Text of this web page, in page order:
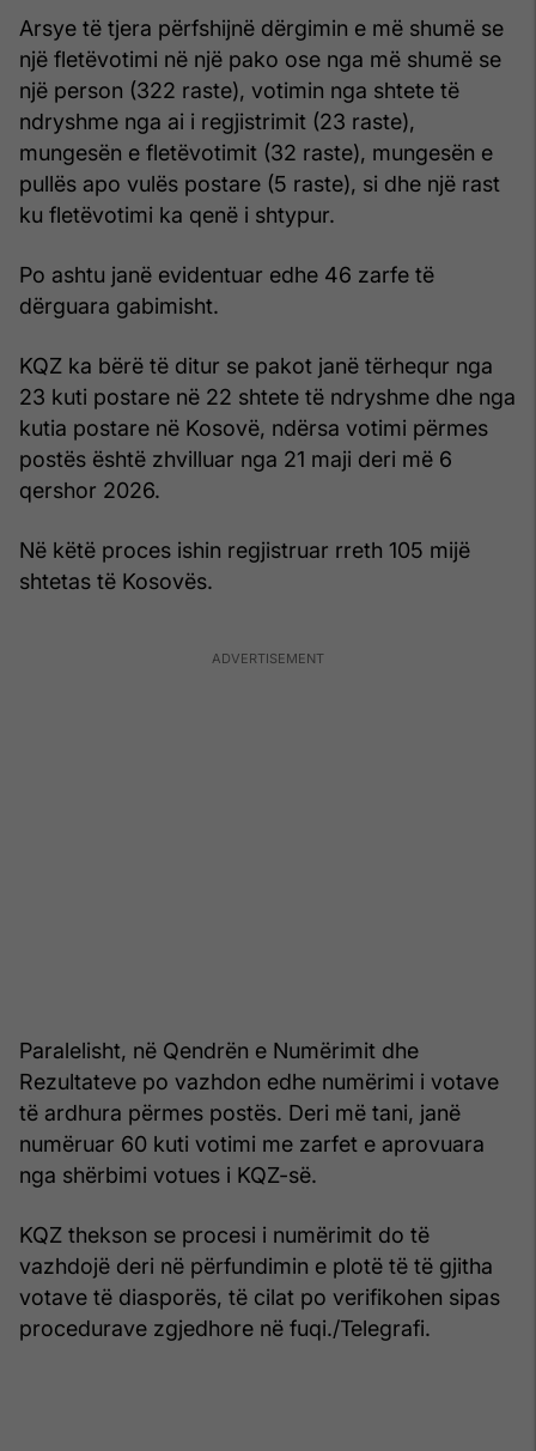
Arsye të tjera përfshijnë dërgimin e më shumë se
një fletëvotimi në një pako ose nga më shumë se
një person (322 raste), votimin nga shtete të
ndryshme nga ai i regjistrimit (23 raste),
mungesën e fletëvotimit (32 raste), mungesën e
pullës apo vulës postare (5 raste), si dhe një rast
ku fletëvotimi ka qenë i shtypur.
Po ashtu janë evidentuar edhe 46 zarfe të
dërguara gabimisht.
KQZ ka bërë të ditur se pakot janë tërhequr nga
23 kuti postare në 22 shtete të ndryshme dhe nga
kutia postare në Kosovë, ndërsa votimi përmes
postës është zhvilluar nga 21 maji deri më 6
qershor 2026.
Në këtë proces ishin regjistruar rreth 105 mijë
shtetas të Kosovës.
Paralelisht, në Qendrën e Numërimit dhe
Rezultateve po vazhdon edhe numërimi i votave
të ardhura përmes postës. Deri më tani, janë
numëruar 60 kuti votimi me zarfet e aprovuara
nga shërbimi votues i KQZ-së.
KQZ thekson se procesi i numërimit do të
vazhdojë deri në përfundimin e plotë të të gjitha
votave të diasporës, të cilat po verifikohen sipas
procedurave zgjedhore në fuqi./Telegrafi.